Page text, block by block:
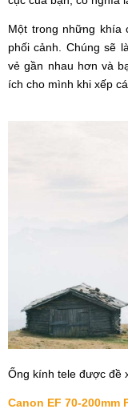
Một trong những khía
phối cảnh. Chúng sẽ
vẻ gần nhau hơn và
ích cho mình khi xếp
Ống kính tele được đề
Canon EF 70-200mm